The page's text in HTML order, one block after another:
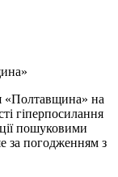
«Полтавщина» на
гіперпосилання
пошуковими
за погодженням з